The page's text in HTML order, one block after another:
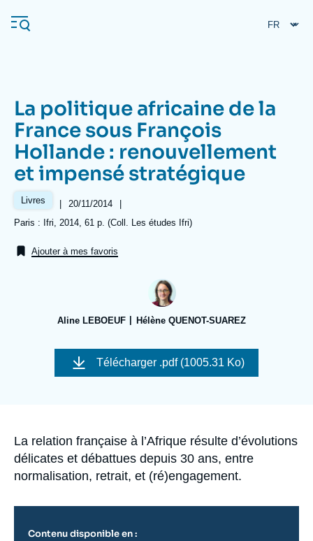
au
contenu
Navigation
principale
L'Ifri
Analyses
Événements
Se connecter
À propos de l'Ifri
L'Ifri en bref
Recherches fréquentes
La politique africaine de la
France sous François
Hollande : renouvellement
et impensé stratégique
Livres |
Date
de
publication
20/11/2014
|
Références
Paris : Ifri, 2014, 61 p. (Coll. Les études Ifri)
Ajouter à mes favoris
Aline LEBOEUF Hélène QUENOT-SUAREZ
Image
couverture
Télécharger .pdf (1005.31 Ko)
Accroche
La relation française à l’Afrique résulte d’évolutions
délicates et débattues depuis 30 ans, entre
normalisation, retrait, et (ré)engagement.
Contenu disponible en :